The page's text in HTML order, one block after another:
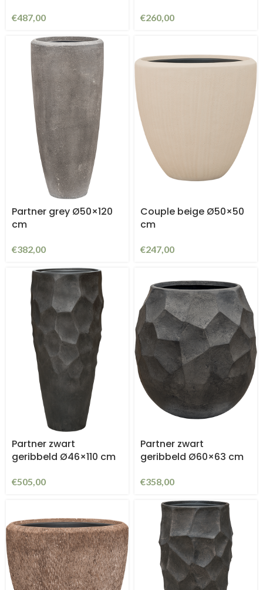
€487,00 €260,00
Partner grey Ø50×120
cm
€382,00
Couple beige Ø50×50
cm
€247,00
Partner zwart
geribbeld Ø46×110 cm
€505,00
Partner zwart
geribbeld Ø60×63 cm
€358,00